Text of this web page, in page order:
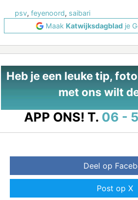
psv, feyenoord, saibari
Maak Katwijksdagbladje
Heb je een leuke tip,
met ons wilt
APP ONS! T. 06 -
Deel op
Post op X